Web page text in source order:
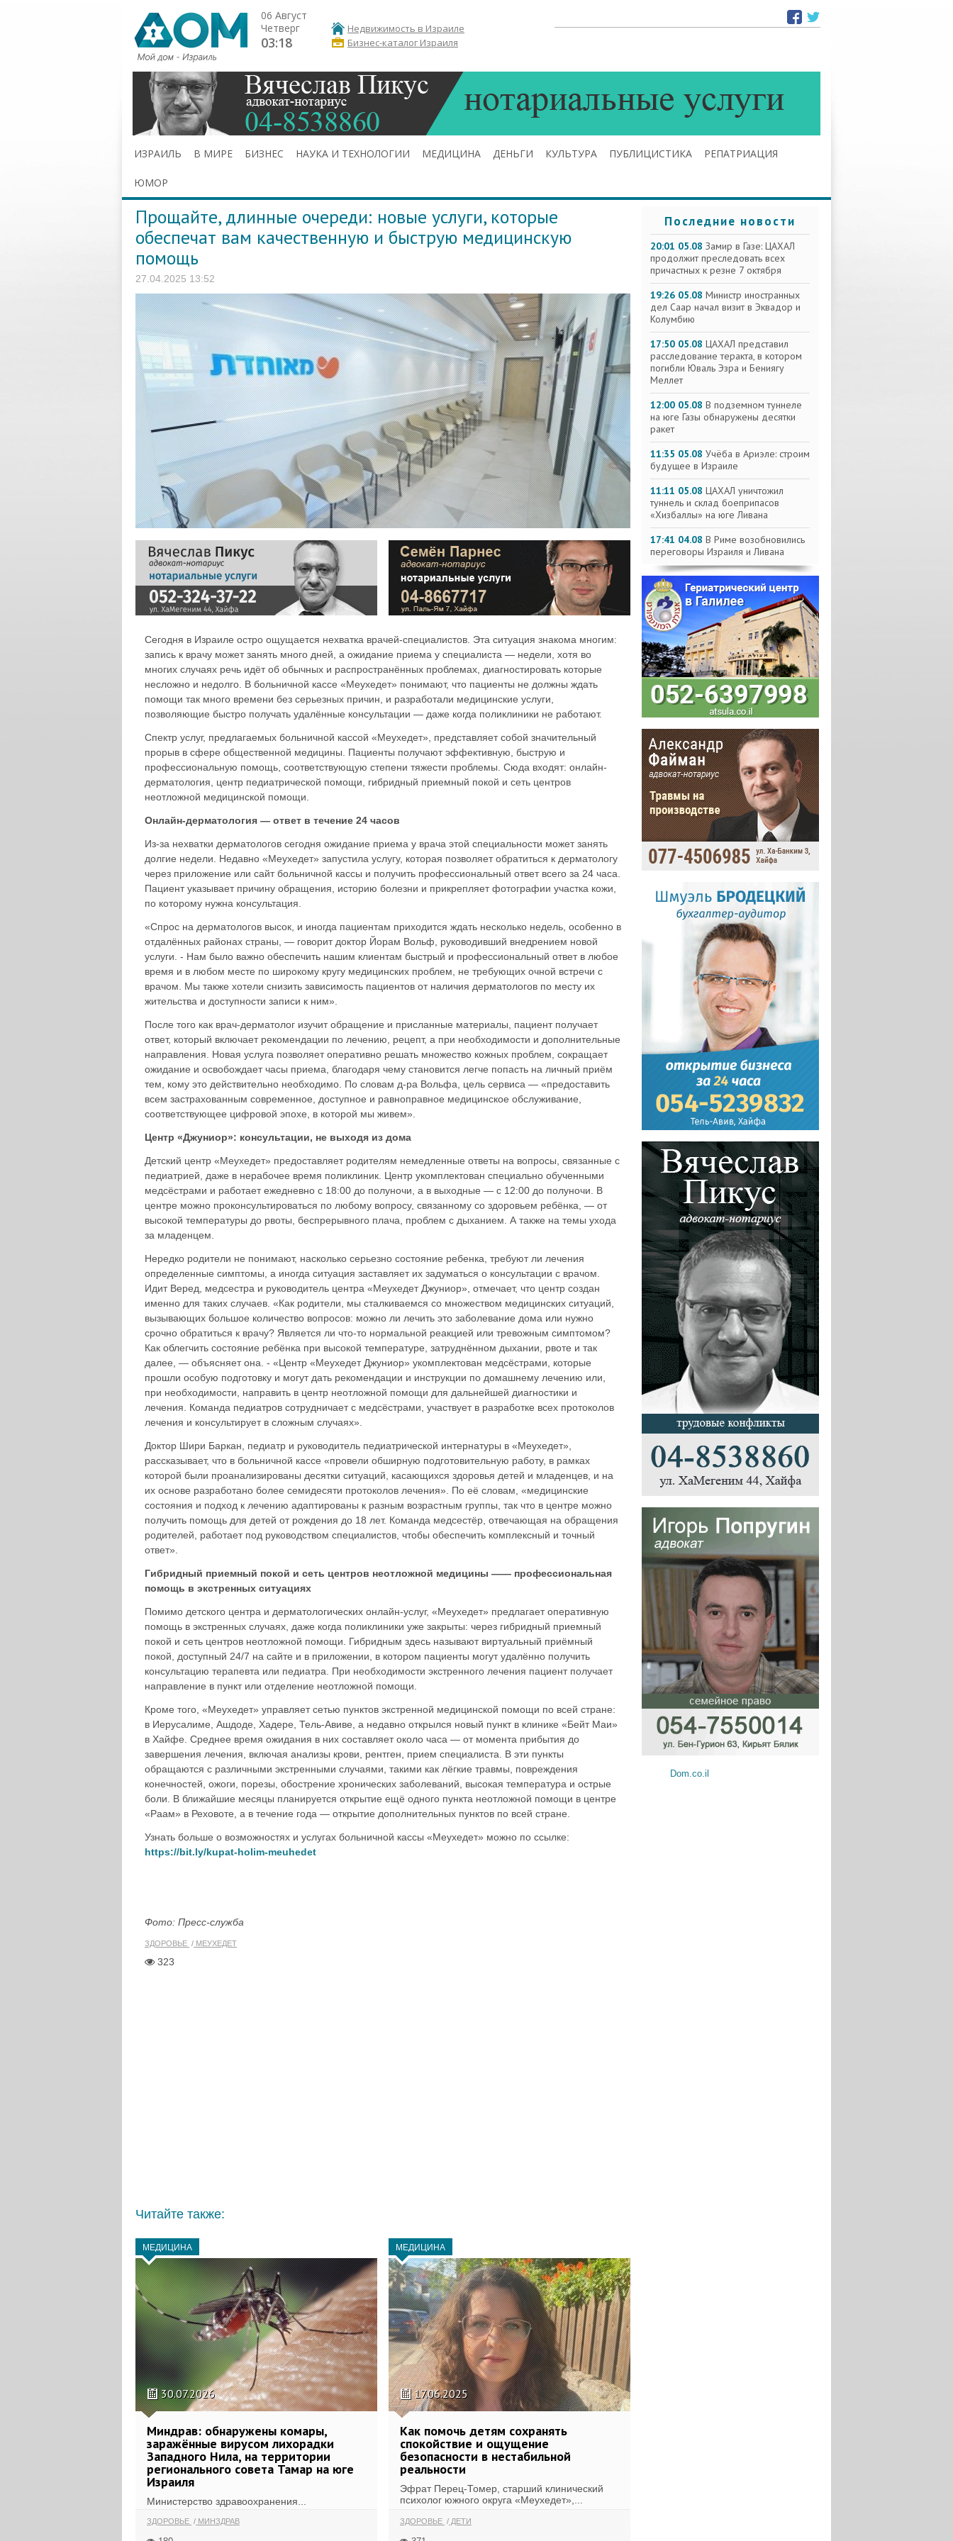
06 Август
Четверг
03:18
Недвижимость в Израиле
Бизнес-каталог Израиля
ИЗРАИЛЬ В МИРЕ БИЗНЕС НАУКА И ТЕХНОЛОГИИ МЕДИЦИНА ДЕНЬГИ КУЛЬТУРА ПУБЛИЦИСТИКА РЕПАТРИАЦИЯ
ЮМОР
Прощайте, длинные очереди: новые услуги, которые
обеспечат вам качественную и быструю медицинскую
помощь
27.04.2025 13:52
Сегодня в Израиле остро ощущается нехватка врачей-специалистов. Эта ситуация знакома многим:
запись к врачу может занять много дней, а ожидание приема у специалиста — недели, хотя во
многих случаях речь идёт об обычных и распространённых проблемах, диагностировать которые
несложно и недолго. В больничной кассе «Меухедет» понимают, что пациенты не должны ждать
помощи так много времени без серьезных причин, и разработали медицинские услуги,
позволяющие быстро получать удалённые консультации — даже когда поликлиники не работают.
Спектр услуг, предлагаемых больничной кассой «Меухедет», представляет собой значительный
прорыв в сфере общественной медицины. Пациенты получают эффективную, быструю и
профессиональную помощь, соответствующую степени тяжести проблемы. Сюда входят: онлайн-
дерматология, центр педиатрической помощи, гибридный приемный покой и сеть центров
неотложной медицинской помощи.
Онлайн-дерматология — ответ в течение 24 часов
Из-за нехватки дерматологов сегодня ожидание приема у врача этой специальности может занять
долгие недели. Недавно «Меухедет» запустила услугу, которая позволяет обратиться к дерматологу
через приложение или сайт больничной кассы и получить профессиональный ответ всего за 24 часа.
Пациент указывает причину обращения, историю болезни и прикрепляет фотографии участка кожи,
по которому нужна консультация.
«Спрос на дерматологов высок, и иногда пациентам приходится ждать несколько недель, особенно в
отдалённых районах страны, — говорит доктор Йорам Вольф, руководивший внедрением новой
услуги. - Нам было важно обеспечить нашим клиентам быстрый и профессиональный ответ в любое
время и в любом месте по широкому кругу медицинских проблем, не требующих очной встречи с
врачом. Мы также хотели снизить зависимость пациентов от наличия дерматологов по месту их
жительства и доступности записи к ним».
После того как врач-дерматолог изучит обращение и присланные материалы, пациент получает
ответ, который включает рекомендации по лечению, рецепт, а при необходимости и дополнительные
направления. Новая услуга позволяет оперативно решать множество кожных проблем, сокращает
ожидание и освобождает часы приема, благодаря чему становится легче попасть на личный приём
тем, кому это действительно необходимо. По словам д-ра Вольфа, цель сервиса — «предоставить
всем застрахованным современное, доступное и равноправное медицинское обслуживание,
соответствующее цифровой эпохе, в которой мы живем».
Центр «Джуниор»: консультации, не выходя из дома
Детский центр «Меухедет» предоставляет родителям немедленные ответы на вопросы, связанные с
педиатрией, даже в нерабочее время поликлиник. Центр укомплектован специально обученными
медсёстрами и работает ежедневно с 18:00 до полуночи, а в выходные — с 12:00 до полуночи. В
центре можно проконсультироваться по любому вопросу, связанному со здоровьем ребёнка, — от
высокой температуры до рвоты, беспрерывного плача, проблем с дыханием. А также на темы ухода
за младенцем.
Нередко родители не понимают, насколько серьезно состояние ребенка, требуют ли лечения
определенные симптомы, а иногда ситуация заставляет их задуматься о консультации с врачом.
Идит Веред, медсестра и руководитель центра «Меухедет Джуниор», отмечает, что центр создан
именно для таких случаев. «Как родители, мы сталкиваемся со множеством медицинских ситуаций,
вызывающих большое количество вопросов: можно ли лечить это заболевание дома или нужно
срочно обратиться к врачу? Является ли что-то нормальной реакцией или тревожным симптомом?
Как облегчить состояние ребёнка при высокой температуре, затруднённом дыхании, рвоте и так
далее, — объясняет она. - «Центр «Меухедет Джуниор» укомплектован медсёстрами, которые
прошли особую подготовку и могут дать рекомендации и инструкции по домашнему лечению или,
при необходимости, направить в центр неотложной помощи для дальнейшей диагностики и
лечения. Команда педиатров сотрудничает с медсёстрами, участвует в разработке всех протоколов
лечения и консультирует в сложным случаях».
Доктор Шири Баркан, педиатр и руководитель педиатрической интернатуры в «Меухедет»,
рассказывает, что в больничной кассе «провели обширную подготовительную работу, в рамках
которой были проанализированы десятки ситуаций, касающихся здоровья детей и младенцев, и на
их основе разработано более семидесяти протоколов лечения». По её словам, «медицинские
состояния и подход к лечению адаптированы к разным возрастным группы, так что в центре можно
получить помощь для детей от рождения до 18 лет. Команда медсестёр, отвечающая на обращения
родителей, работает под руководством специалистов, чтобы обеспечить комплексный и точный
ответ».
Гибридный приемный покой и сеть центров неотложной медицины —— профессиональная
помощь в экстренных ситуациях
Помимо детского центра и дерматологических онлайн-услуг, «Меухедет» предлагает оперативную
помощь в экстренных случаях, даже когда поликлиники уже закрыты: через гибридный приемный
покой и сеть центров неотложной помощи. Гибридным здесь называют виртуальный приёмный
покой, доступный 24/7 на сайте и в приложении, в котором пациенты могут удалённо получить
консультацию терапевта или педиатра. При необходимости экстренного лечения пациент получает
направление в пункт или отделение неотложной помощи.
Кроме того, «Меухедет» управляет сетью пунктов экстренной медицинской помощи по всей стране:
в Иерусалиме, Ашдоде, Хадере, Тель-Авиве, а недавно открылся новый пункт в клинике «Бейт Маи»
в Хайфе. Среднее время ожидания в них составляет около часа — от момента прибытия до
завершения лечения, включая анализы крови, рентген, прием специалиста. В эти пункты
обращаются с различными экстренными случаями, такими как лёгкие травмы, повреждения
конечностей, ожоги, порезы, обострение хронических заболеваний, высокая температура и острые
боли. В ближайшие месяцы планируется открытие ещё одного пункта неотложной помощи в центре
«Раам» в Реховоте, а в течение года — открытие дополнительных пунктов по всей стране.
Узнать больше о возможностях и услугах больничной кассы «Меухедет» можно по ссылке:
https://bit.ly/kupat-holim-meuhedet
Фото: Пресс-служба
ЗДОРОВЬЕ МЕУХЕДЕТ
323
Читайте также:
МЕДИЦИНА
30.07.2026
Миндрав: обнаружены комары,
заражённые вирусом лихорадки
Западного Нила, на территории
регионального совета Тамар на юге
Израиля
Министерство здравоохранения...
ЗДОРОВЬЕ МИНЗДРАВ
МЕДИЦИНА
17.06.2025
Как помочь детям сохранять
спокойствие и ощущение
безопасности в нестабильной
реальности
Эфрат Перец-Томер, старший клинический
психолог южного округа «Меухедет»,...
ЗДОРОВЬЕ ДЕТИ
Последние новости
20:01 05.08 Замир в Газе: ЦАХАЛ
продолжит преследовать всех
причастных к резне 7 октября
19:26 05.08 Министр иностранных
дел Саар начал визит в Эквадор и
Колумбию
17:50 05.08 ЦАХАЛ представил
расследование теракта, в котором
погибли Юваль Эзра и Бениягу
Меллет
12:00 05.08 В подземном туннеле
на юге Газы обнаружены десятки
ракет
11:35 05.08 Учёба в Ариэле: строим
будущее в Израиле
11:11 05.08 ЦАХАЛ уничтожил
туннель и склад боеприпасов
«Хизбаллы» на юге Ливана
17:41 04.08 В Риме возобновились
переговоры Израиля и Ливана
Dom.co.il